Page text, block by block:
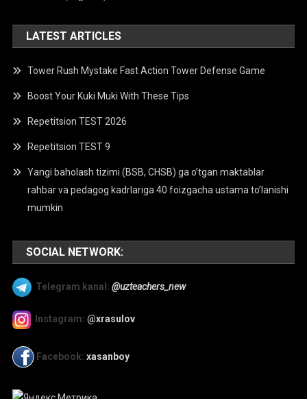
LATEST ARTICLES
Tower Rush Mystake Fast Action Tower Defense Game
Boost Your Kuki Muki With These Tips
Repetitsion TEST 2026
Repetitsion TEST 9
Yangi baholash tizimi (BSB, CHSB) ga o’tgan maktablar
rahbar va pedagog kadrlariga 40 foizgacha ustama to’lanishi
mumkin
SOCIAL NETWORK:
Telegram kanal: @uzteachers_new
Instagram: @xrasulov
Facebook: xasanboy